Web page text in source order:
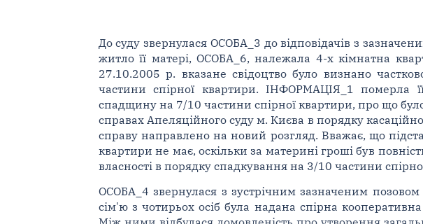
До суду звернулася ОСОБА_3 до відповідачів з
житло її матері, ОСОБА_6, належала 4-х кімнатна
27.10.2005 р. вказане свідоцтво було визнано
частини спірної квартири. ІНФОРМАЦІЯ_1 померла
спадщину на 7/10 частини спірної квартири, про що
справах Апеляційного суду м. Києва в порядку
справу направлено на новий розгляд. Вважає, що
квартири не має, оскільки за материні гроші був
власності в порядку спадкування на 3/10 частини
ОСОБА_4 звернулася з зустрічним зазначеним
сім'ю з чотирьох осіб була надана спірна